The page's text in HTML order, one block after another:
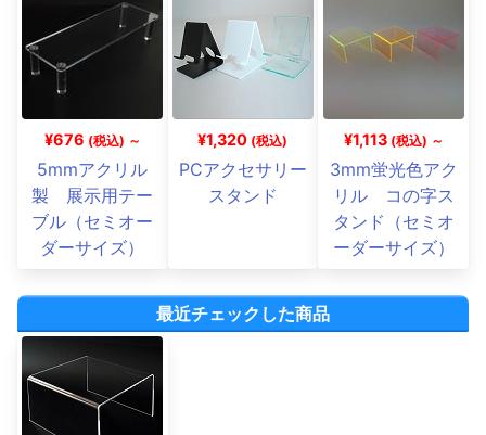
¥676 (税込) ～
5mmアクリル
製 展示用テー
ブル（セミオー
ダーサイズ）
¥1,320 (税込)
PCアクセサリー
スタンド
¥1,113 (税込) ～
3mm蛍光色アク
リル コの字ス
タンド（セミオ
ーダーサイズ）
最近チェックした商品